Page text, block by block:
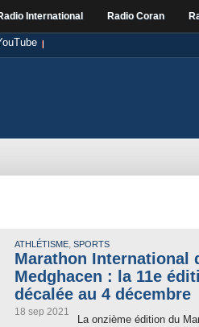
International Radio Coran
ATHLÉTISME, SPORTS
Marathon International
Medghacen : la 11e
décalée au 4 décembre
18 sep 2021
La onzième édition du